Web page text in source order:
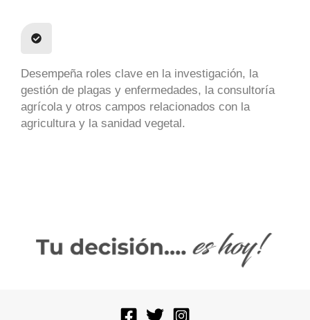
Desempeña roles clave en la investigación, la
gestión de plagas y enfermedades, la consultoría
agrícola y otros campos relacionados con la
agricultura y la sanidad vegetal.